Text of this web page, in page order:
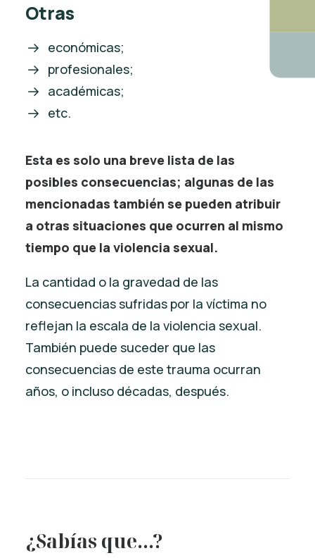
Otras
económicas;
profesionales;
académicas;
etc.
Esta es solo una breve lista de las
posibles consecuencias; algunas de las
mencionadas también se pueden atribuir
a otras situaciones que ocurren al mismo
tiempo que la violencia sexual.
La cantidad o la gravedad de las
consecuencias sufridas por la víctima no
reflejan la escala de la violencia sexual.
También puede suceder que las
consecuencias de este trauma ocurran
años, o incluso décadas, después.
¿Sabías que…?